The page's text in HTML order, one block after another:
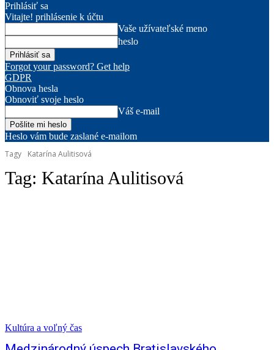
Prihlásiť sa
Vitajte! prihlásenie k účtu
Vaše užívateľské meno
heslo
Forgot your password? Get help
GDPR
Obnova hesla
Obnoviť svoje heslo
Váš e-mail
Heslo vám bude zaslané e-mailom
Tagy
Katarína Aulitisová
Tag: Katarína Aulitisová
Kultúra a voľný čas